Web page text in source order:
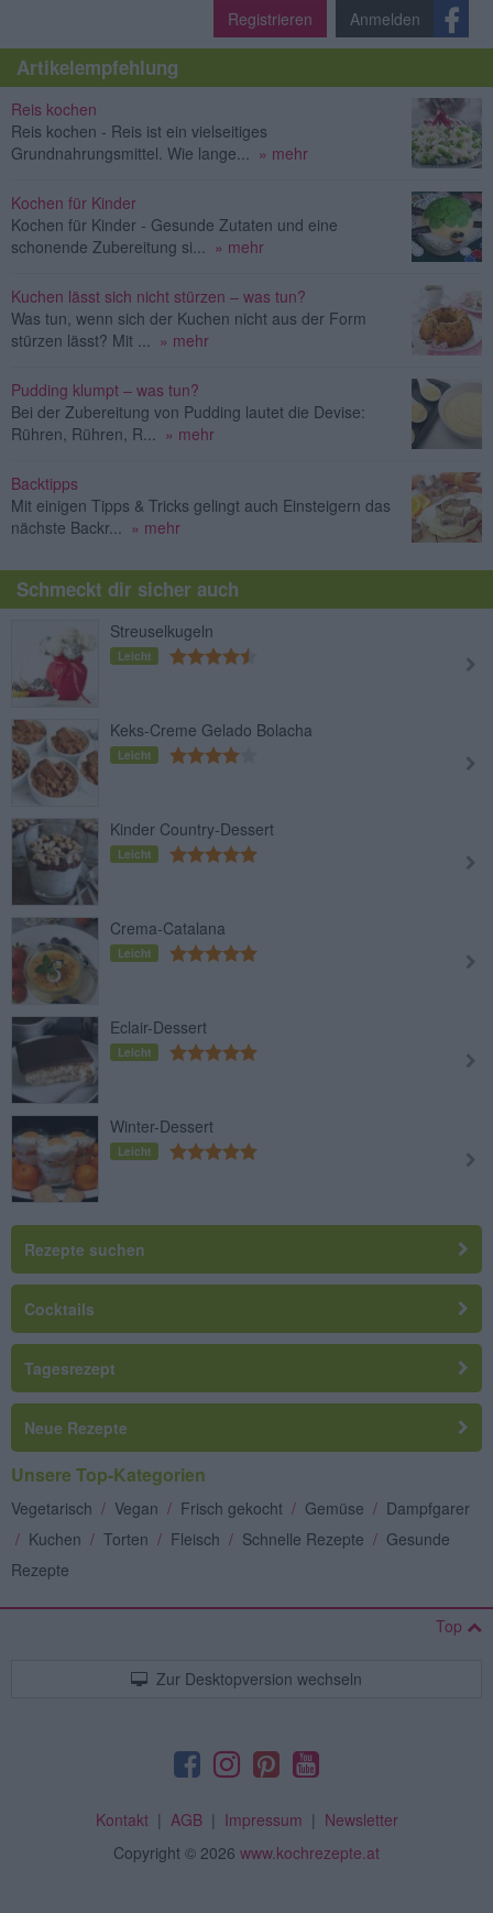
Registrieren Anmelden
Artikelempfehlung
Reis kochen
Reis kochen - Reis ist ein vielseitiges
Grundnahrungsmittel. Wie lange...
» mehr
Kochen für Kinder
Kochen für Kinder - Gesunde Zutaten und eine
schonende Zubereitung si...
» mehr
Kuchen lässt sich nicht stürzen – was tun?
Was tun, wenn sich der Kuchen nicht aus der Form
stürzen lässt? Mit ...
» mehr
Pudding klumpt – was tun?
Bei der Zubereitung von Pudding lautet die Devise:
Rühren, Rühren, R...
» mehr
Backtipps
Mit einigen Tipps & Tricks gelingt auch Einsteigern das
nächste Backr...
» mehr
Schmeckt dir sicher auch
Streuselkugeln
Leicht
Keks-Creme Gelado Bolacha
Leicht
Kinder Country-Dessert
Leicht
Crema-Catalana
Leicht
Eclair-Dessert
Leicht
Winter-Dessert
Leicht
Rezepte suchen
Cocktails
Tagesrezept
Neue Rezepte
Unsere Top-Kategorien
Vegetarisch / Vegan / Frisch gekocht / Gemüse / Dampfgarer
/ Kuchen / Torten / Fleisch / Schnelle Rezepte / Gesunde
Rezepte
Top
Zur Desktopversion wechseln
Kontakt| AGB| Impressum | Newsletter
Copyright © 2026 www.kochrezepte.at